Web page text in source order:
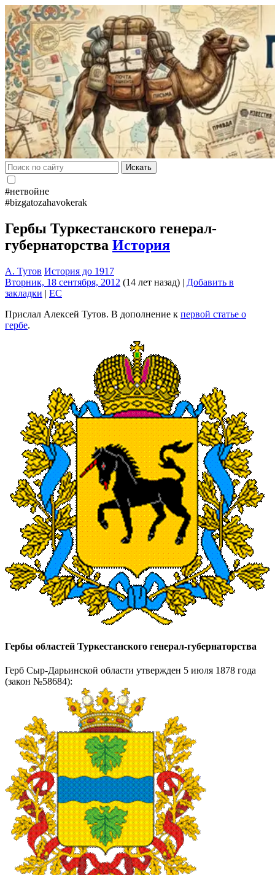
Искать
#нетвойне
#bizgatozahavokerak
Гербы Туркестанского генерал-
губернаторства История
А. Тутов История до 1917
Вторник, 18 сентября, 2012 (14 лет назад) | Добавить в
закладки | EC
Прислал Алексей Тутов. В дополнение к первой статье о
гербе.
Гербы областей Туркестанского генерал-губернаторства
Герб Сыр-Дарьинской области утвержден 5 июля 1878 года
(закон №58684):